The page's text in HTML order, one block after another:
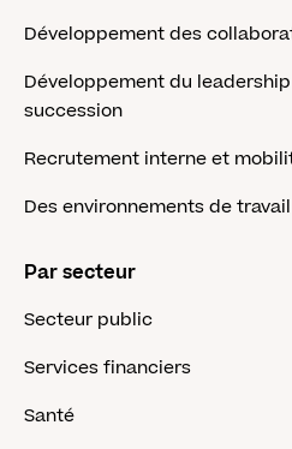
Développement des
Développement du
succession
Recrutement interne et
Des environnements de
Par secteur
Secteur public
Services financiers
Santé